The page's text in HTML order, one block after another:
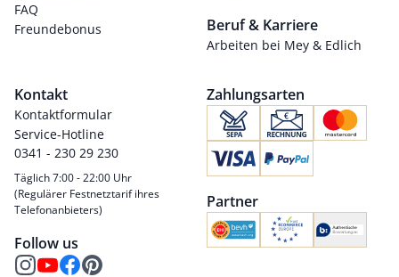
FAQ
Freundebonus
Beruf & Karriere
Arbeiten bei Mey & Edlich
Kontakt
Kontaktformular
Service-Hotline
0341 - 230 29 230
Täglich 7:00 - 22:00 Uhr
(Regulärer Festnetztarif ihres
Telefonanbieters)
Follow us
Zahlungsarten
Partner